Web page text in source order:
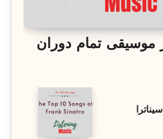
موسیقی تمام دوران